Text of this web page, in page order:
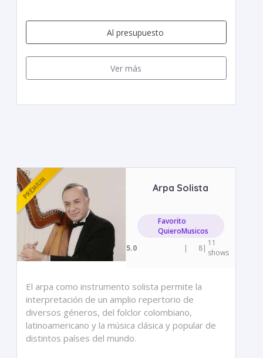
Al presupuesto
Ver más
Arpa Solista
Favorito
QuieroMusicos
5.0
| 8| 11
shows
El arpa como instrumento solista permite la
interpretación de un amplio repertorio de
diversos géneros, del folclor colombiano,
latinoamericano y la música clásica y popular de
distintos países del mundo.